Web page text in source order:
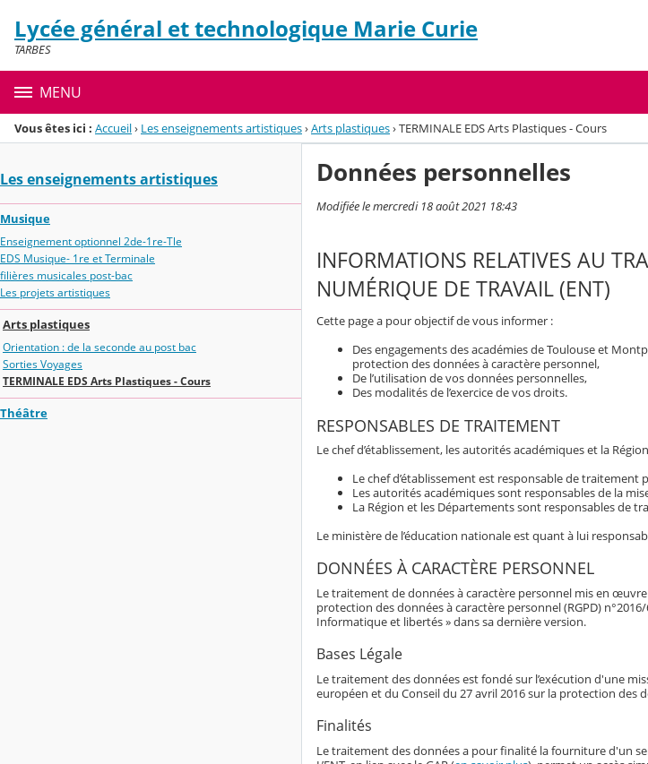
Menu de la rubrique
Contenu
Lycée général et technologique Marie Curie
TARBES
MENU
Vous êtes ici : Accueil› Les enseignements artistiques›Arts plastiques›TERMINALE EDS Arts Plastiques - Cours
Les enseignements artistiques
Musique
Enseignement optionnel 2de-1re-Tle
EDS Musique- 1re et Terminale
filières musicales post-bac
Les projets artistiques
Arts plastiques
Orientation : de la seconde au post bac
Sorties Voyages
TERMINALE EDS Arts Plastiques - Cours
Théâtre
Données personnelles
Modifiée le mercredi 18 août 2021 18:43
INFORMATIONS RELATIVES AU
NUMÉRIQUE DE TRAVAIL (ENT)
Cette page a pour objectif de vous informer :
Des engagements des académies de Toulouse et
protection des données à caractère personnel,
De l’utilisation de vos données personnelles,
Des modalités de l’exercice de vos droits.
RESPONSABLES DE TRAITEMENT
Le chef d’établissement, les autorités académiques et la
Le chef d’établissement est responsable de
Les autorités académiques sont responsables de la
La Région et les Départements sont responsables de
Le ministère de l’éducation nationale est quant à lui
DONNÉES À CARACTÈRE PERSONNEL
Le traitement de données à caractère personnel mis en
protection des données à caractère personnel (RGPD)
Informatique et libertés » dans sa dernière version.
Bases Légale
Le traitement des données est fondé sur l’exécution d'une
européen et du Conseil du 27 avril 2016 sur la protection des
Finalités
Le traitement des données a pour finalité la fourniture d'un